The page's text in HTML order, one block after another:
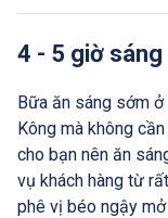
4 - 5 giờ sáng
Bữa ăn sáng sớm
Kông mà không
cho bạn nên ăn
vụ khách hàng từ
phê vị béo ngậy